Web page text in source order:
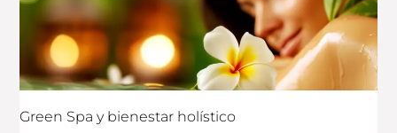
Green Spa y bienestar holístico